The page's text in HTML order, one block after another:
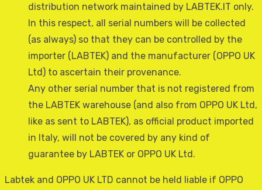
distribution network maintained by LABTEK.IT only.
In this respect, all serial numbers will be collected
(as always) so that they can be controlled by the
importer (LABTEK) and the manufacturer (OPPO UK
Ltd) to ascertain their provenance.
Any other serial number that is not registered from
the LABTEK warehouse (and also from OPPO UK Ltd,
like as sent to LABTEK), as official product imported
in Italy, will not be covered by any kind of
guarantee by LABTEK or OPPO UK Ltd.
Labtek and OPPO UK LTD cannot be held liable if OPPO